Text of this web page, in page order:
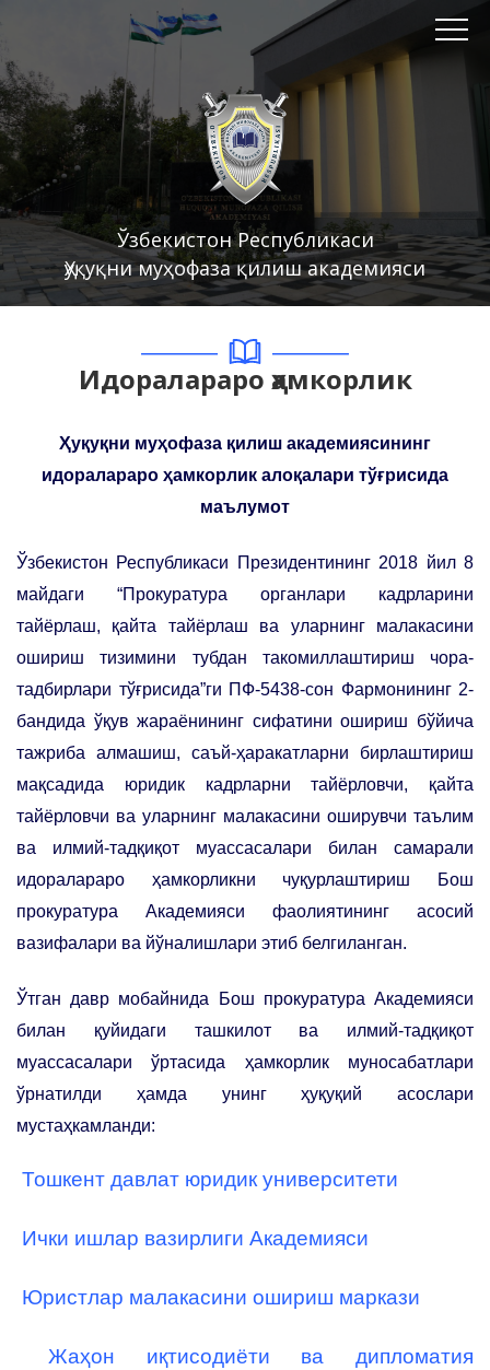
Ўзбекистон Республикаси
Ҳуқуқни муҳофаза қилиш академияси
Идоралараро ҳамкорлик
Ҳуқуқни муҳофаза қилиш академиясининг
идоралараро ҳамкорлик алоқалари тўғрисида
маълумот
Ўзбекистон Республикаси Президентининг 2018 йил 8
майдаги “Прокуратура органлари кадрларини
тайёрлаш, қайта тайёрлаш ва уларнинг малакасини
ошириш тизимини тубдан такомиллаштириш чора-
тадбирлари тўғрисида”ги ПФ-5438-сон Фармонининг 2-
бандида ўқув жараёнининг сифатини ошириш бўйича
тажриба алмашиш, саъй-ҳаракатларни бирлаштириш
мақсадида юридик кадрларни тайёрловчи, қайта
тайёрловчи ва уларнинг малакасини оширувчи таълим
ва илмий-тадқиқот муассасалари билан самарали
идоралараро ҳамкорликни чуқурлаштириш Бош
прокуратура Академияси фаолиятининг асосий
вазифалари ва йўналишлари этиб белгиланган.
Ўтган давр мобайнида Бош прокуратура Академияси
билан қуйидаги ташкилот ва илмий-тадқиқот
муассасалари ўртасида ҳамкорлик муносабатлари
ўрнатилди ҳамда унинг ҳуқуқий асослари
мустаҳкамланди:
Тошкент давлат юридик университети
Ички ишлар вазирлиги Академияси
Юристлар малакасини ошириш маркази
Жаҳон иқтисодиёти ва дипломатия